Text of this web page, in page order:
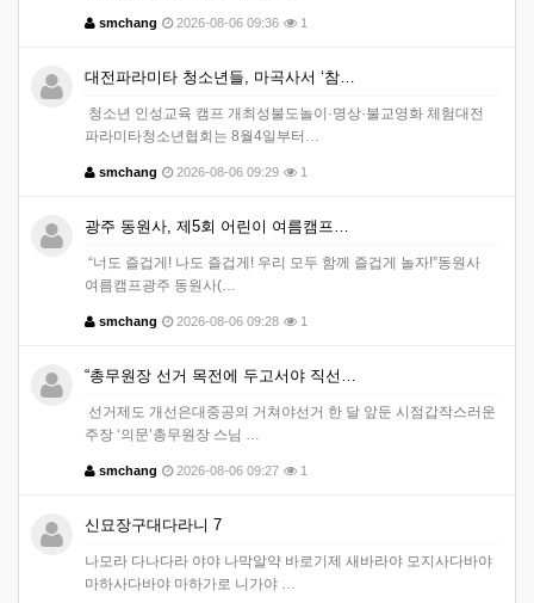
smchang 2026-08-06 09:36 1
대전파라미타 청소년들, 마곡사서 ‘참…
청소년 인성교육 캠프 개최성불도놀이·명상·불교영화 체험대전
파라미타청소년협회는 8월4일부터…
smchang 2026-08-06 09:29 1
광주 동원사, 제5회 어린이 여름캠프…
“너도 즐겁게! 나도 즐겁게! 우리 모두 함께 즐겁게 놀자!”동원사
여름캠프광주 동원사(…
smchang 2026-08-06 09:28 1
“총무원장 선거 목전에 두고서야 직선…
선거제도 개선은대중공의 거쳐야선거 한 달 앞둔 시점갑작스러운
주장 ‘의문’총무원장 스님 …
smchang 2026-08-06 09:27 1
신묘장구대다라니 7
나모라 다나다라 야야 나막알약 바로기제 새바라야 모지사다바야
마하사다바야 마하가로 니가야 …